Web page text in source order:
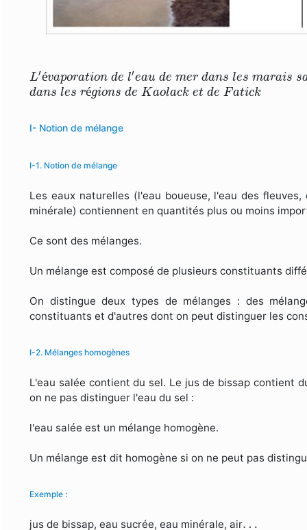
L′évaporation de l′eau de mer dans les marais s
L′é a t d e r ns ar
dans les régions de Kaolack et de Fatick
d ans les régions de K ao lack et de Fa tick
I- Notion de mélange
I-1. Notion de mélange
Les eaux naturelles (l'eau boueuse, l'eau des
minérale) contiennent en quantités plus ou moins
Ce sont des mélanges.
Un mélange est composé de plusieurs constituants
On distingue deux types de mélanges : des
constituants et d'autres dont on peut distinguer les
I-2. Mélanges homogènes
L'eau salée contient du sel. Le jus de bissap contient
on ne pas distinguer l'eau du sel :
l'eau salée est un mélange homogène.
Un mélange est dit homogène si on ne peut pas
Exemple :
jus de bissap, eau sucrée, eau minérale, air…
…